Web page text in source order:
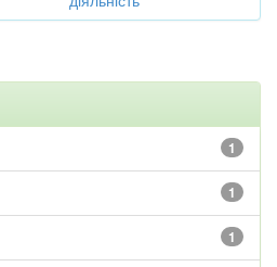
1
1
1